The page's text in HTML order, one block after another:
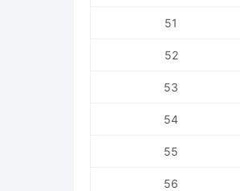
51
52
53
54
55
56